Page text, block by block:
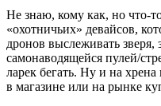
Не знаю, кому как, но что-
«охотничьих» девайсов,
дронов выслеживать зверя,
самонаводящейся пулей/
ларек бегать. Ну и на
в магазине или на рынке